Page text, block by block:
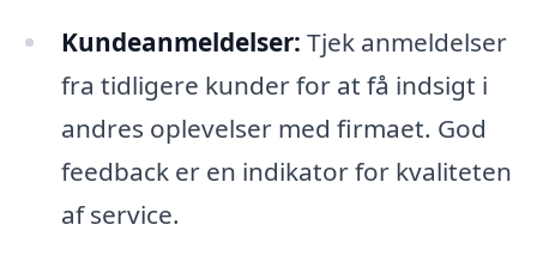
Kundeanmeldelser: Tjek anmeldelser
fra tidligere kunder for at få indsigt i
andres oplevelser med firmaet. God
feedback er en indikator for kvaliteten
af service.